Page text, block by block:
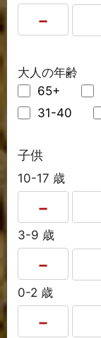
大人の年齢
65+
31-40
子供
10-17 歳
3-9 歳
0-2 歳